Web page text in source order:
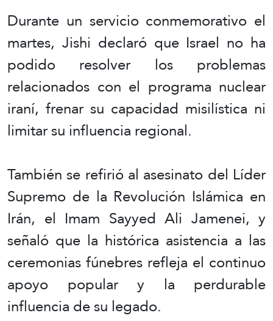
Durante un servicio conmemorativo el
martes, Jishi declaró que Israel no ha
podido resolver los problemas
relacionados con el programa nuclear
iraní, frenar su capacidad misilística ni
limitar su influencia regional.
También se refirió al asesinato del Líder
Supremo de la Revolución Islámica en
Irán, el Imam Sayyed Ali Jamenei, y
señaló que la histórica asistencia a las
ceremonias fúnebres refleja el continuo
apoyo popular y la perdurable
influencia de su legado.